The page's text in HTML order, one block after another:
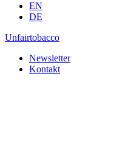
EN
DE
Unfairtobacco
Newsletter
Kontakt